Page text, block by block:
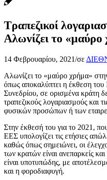
Τραπεζικοί
Αλωνίζει το
14 Φεβρουαρίου, 2021/σε
Αλωνίζει το «μαύρο χρήμα»
όπως αποκαλύπτει η έκθεση
Συνεδρίου, σε ορισμένα κράτη
τραπεζικούς λογαριασμούς και
φυσικών προσώπων ή των
Στην έκθεσή του για το 2021,
ΕΕΣ υπολογίζει τις ετήσιες
καθώς όπως σημειώνει, οι
των κρατών είναι ανεπαρκείς
είναι υποτυπώδης, με
και η φοροδιαφυγή.